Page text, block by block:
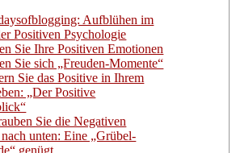
Aufblühen im
Positiven Psychologie
Sie Ihre Positiven Emotionen
Sie sich „Freuden-Momente“
Sie das Positive in Ihrem
„Der Positive
Sie die Negativen
unten: Eine „Grübel-
genügt